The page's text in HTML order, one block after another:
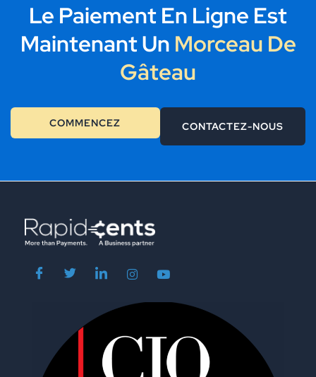
Le Paiement En Ligne Est
Maintenant Un Morceau De
Gâteau
COMMENCEZ CONTACTEZ-NOUS